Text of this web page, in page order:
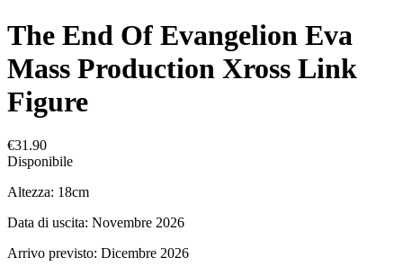
The End Of Evangelion Eva
Mass Production Xross Link
Figure
€31.90
Disponibile
Altezza: 18cm
Data di uscita: Novembre 2026
Arrivo previsto: Dicembre 2026